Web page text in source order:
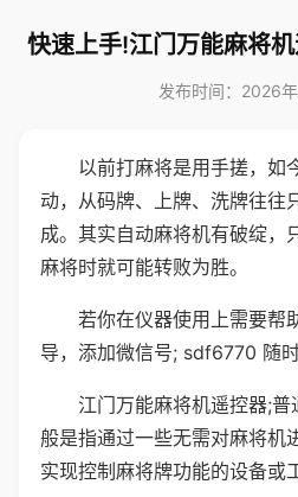
快速上手!江门万能麻将
发布时间：2026
以前打麻将是用手搓，如
动，从码牌、上牌、洗牌往往
成。其实自动麻将机有破绽，
麻将时就可能转败为胜。
若你在仪器使用上需要帮
导，添加微信号; sdf6770 随时
江门万能麻将机遥控器;
般是指通过一些无需对麻将机
实现控制麻将牌功能的设备或